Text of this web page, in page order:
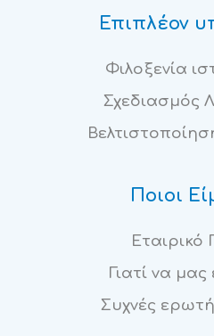
Επιπλέον
Φιλοξενία
Σχεδιασμός
Ποιοι
Εταιρικό
Γιατί να μας
Συχνές